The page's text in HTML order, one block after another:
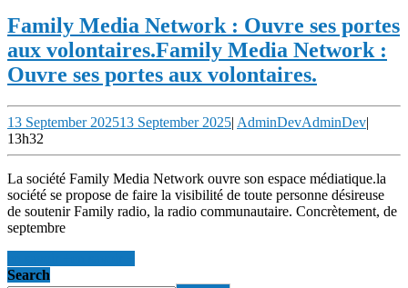
Family Media Network : Ouvre ses portes
aux volontaires.Family Media Network :
Ouvre ses portes aux volontaires.
13 September 202513 September 2025| AdminDevAdminDev|
13h32
La société Family Media Network ouvre son espace médiatique.la
société se propose de faire la visibilité de toute personne désireuse
de soutenir Family radio, la radio communautaire. Concrètement, de
septembre
Search